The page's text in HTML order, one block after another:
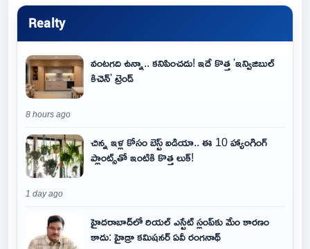
Realty
వంటగది ఉన్నా.. కనిపించదు! ఇదే కొత్త 'ఇన్విజిబుల్
కిచెన్' ట్రెండ్
8 hours ago
చిన్న ఇళ్ల కోసం బెస్ట్ ఐడియా.. ఈ 10 హ్యాంగింగ్
ప్లాంట్స్‌తో ఇంటికి కొత్త లుక్!
1 day ago
హైదరాబాద్‌లో రియల్ ఎస్టేట్ స్లంప్‌కు మేం కారణం
కాదు: హైడ్రా కమిషనర్ ఏవీ రంగనాథ్